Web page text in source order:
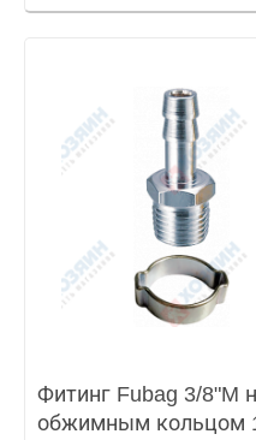
Фитинг Fubag 3/8"M
обжимным кольцом